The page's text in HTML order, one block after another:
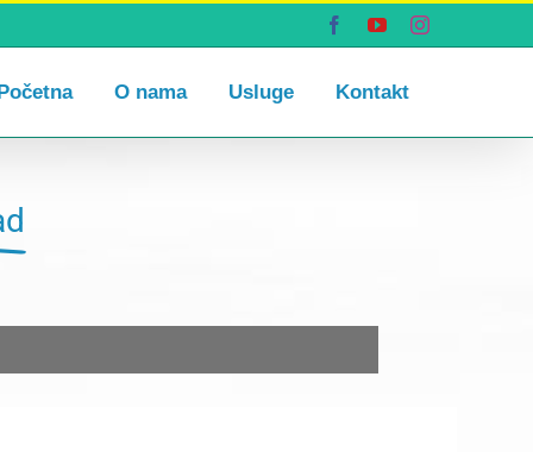
FacebookYouTubeInstagram
O nama Usluge Kontakt